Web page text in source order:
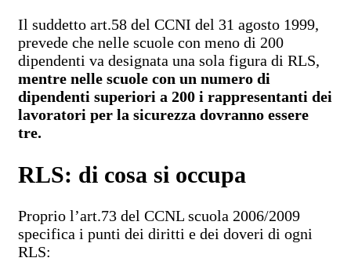
Il suddetto art.58 del CCNI del 31 agosto 1999,
prevede che nelle scuole con meno di 200
dipendenti va designata una sola figura di RLS,
mentre nelle scuole con un numero di
dipendenti superiori a 200 i rappresentanti dei
lavoratori per la sicurezza dovranno essere
tre.
RLS: di cosa si occupa
Proprio l’art.73 del CCNL scuola 2006/2009
specifica i punti dei diritti e dei doveri di ogni
RLS: